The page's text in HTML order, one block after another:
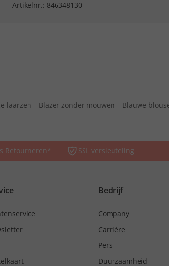
Artikelnr.: 846348130
laarzen Blazer zonder mouwen Blauwe
Retourneren* SSL versleuteling
Bedrijf
Company
Carrière
Pers
Duurzaamheid